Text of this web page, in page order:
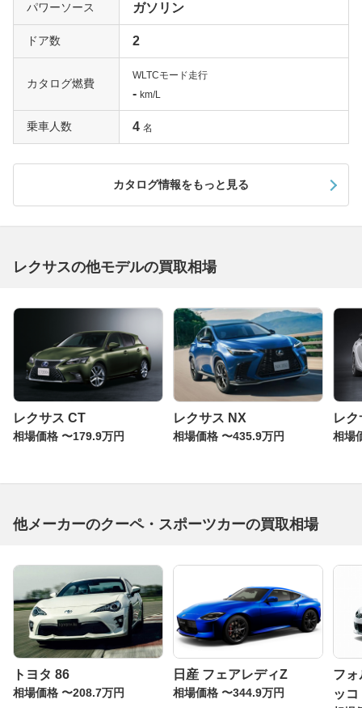
パワーソース ガソリン
ドア数 2
カタログ燃費
WLTCモード走行
- km/L
乗車人数 4 名
カタログ情報をもっと見る
レクサスの他モデルの買取相場
レクサス CT
相場価格 〜179.9万円
レクサス NX
相場価格 〜435.9万円
レ
相場
他メーカーのクーペ・スポーツカーの買取相場
トヨタ 86
相場価格 〜208.7万円
日産 フェアレディZ
相場価格 〜344.9万円
フォ
ッコ